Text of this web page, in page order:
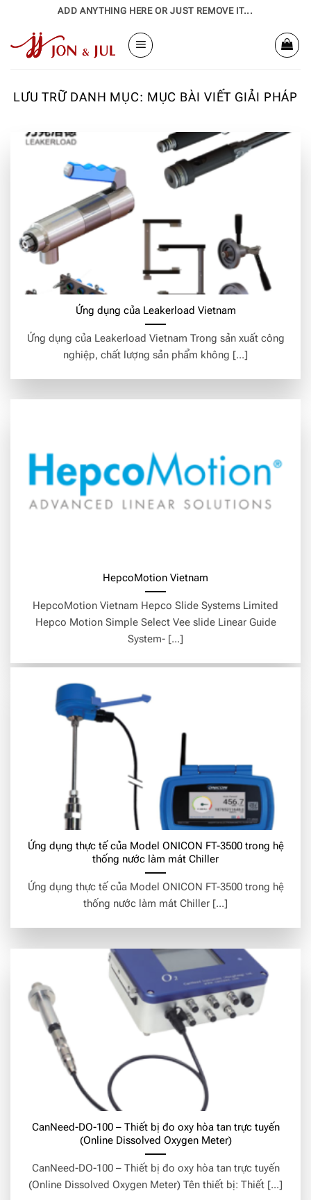
nội
ADD ANYTHING HERE OR JUST REMOVE IT...
LƯU TRỮ DANH MỤC: MỤC BÀI VIẾT GIẢI PHÁP
Ứng dụng của Leakerload Vietnam
Ứng dụng của Leakerload Vietnam Trong sản xuất công
nghiệp, chất lượng sản phẩm không [...]
HepcoMotion Vietnam
HepcoMotion Vietnam Hepco Slide Systems Limited
Hepco Motion Simple Select Vee slide Linear Guide
System- [...]
Ứng dụng thực tế của Model ONICON FT-3500 trong hệ
thống nước làm mát Chiller
Ứng dụng thực tế của Model ONICON FT-3500 trong hệ
thống nước làm mát Chiller [...]
CanNeed-DO-100 – Thiết bị đo oxy hòa tan trực tuyến
(Online Dissolved Oxygen Meter)
CanNeed-DO-100 – Thiết bị đo oxy hòa tan trực tuyến
(Online Dissolved Oxygen Meter) Tên thiết bị: Thiết [...]